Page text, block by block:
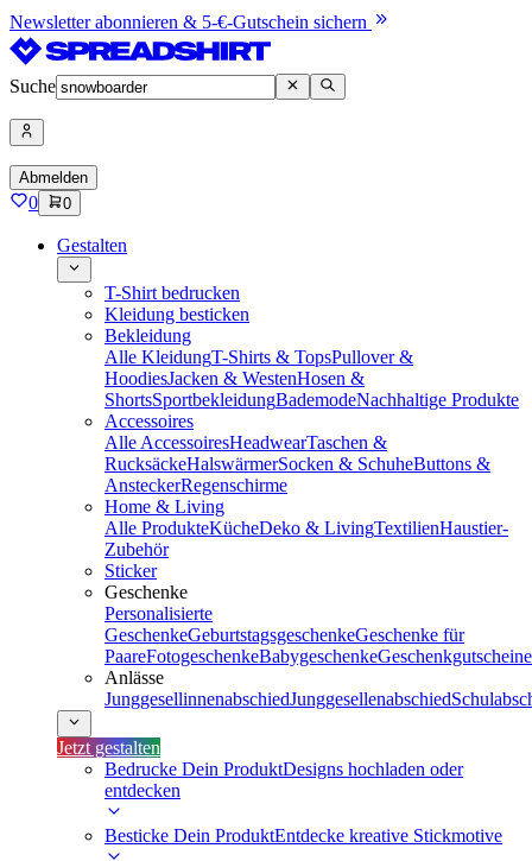
Newsletter abonnieren & 5-€-Gutschein sichern
Suche
Abmelden
0 0
Gestalten
T-Shirt bedrucken
Kleidung besticken
Bekleidung
Alle KleidungT-Shirts & TopsPullover &
HoodiesJacken & WestenHosen &
ShortsSportbekleidungBademodeNachhaltige Produkte
Accessoires
Alle AccessoiresHeadwearTaschen &
RucksäckeHalswärmerSocken & SchuheButtons &
AnsteckerRegenschirme
Home & Living
Alle ProdukteKücheDeko & LivingTextilienHaustier-
Zubehör
Sticker
Geschenke
Personalisierte
GeschenkeGeburtstagsgeschenkeGeschenke für
PaareFotogeschenkeBabygeschenkeGeschenkgutscheine
Anlässe
JunggesellinnenabschiedJunggesellenabschied
Jetzt gestalten
Bedrucke Dein ProduktDesigns hochladen oder
entdecken
Besticke Dein ProduktEntdecke kreative Stickmotive